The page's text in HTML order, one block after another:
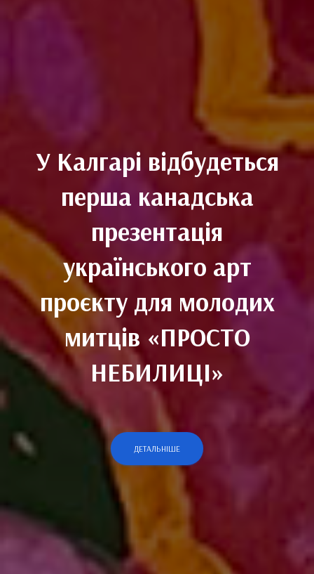
У Калгарі відбудеться
перша канадська
презентація
українського арт
проєкту для молодих
митців «ПРОСТО
НЕБИЛИЦІ»
ДЕТАЛЬНІШЕ